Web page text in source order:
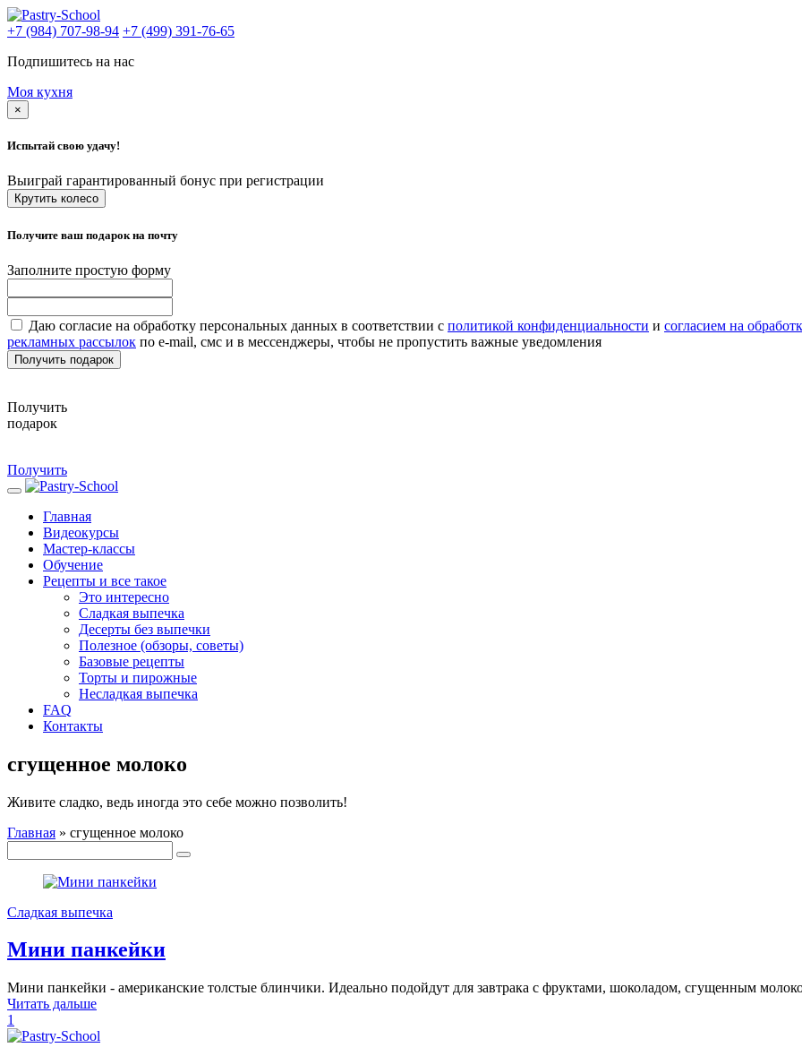
+7 (984) 707-98-94 +7 (499) 391-76-65
Подпишитесь на нас
Моя кухня
×
Испытай свою удачу!
Выиграй гарантированный бонус при регистрации
Крутить колесо
Получите ваш подарок на почту
Заполните простую форму
Даю согласие на обработку персональных данных в соответствии с политикой конфиденциальности и согласием на
рекламных рассылок по e-mail, смс и в мессенджеры, чтобы не пропустить важные уведомления
Получить подарок
Получить
подарок
Получить
Главная
Видеокурсы
Мастер-классы
Обучение
Рецепты и все такое
Это интересно
Сладкая выпечка
Десерты без выпечки
Полезное (обзоры, советы)
Базовые рецепты
Торты и пирожные
Несладкая выпечка
FAQ
Контакты
сгущенное молоко
Живите сладко, ведь иногда это себе можно позволить!
Главная » сгущенное молоко
Сладкая выпечка
Мини панкейки
Мини панкейки - американские толстые блинчики. Идеально подойдут для завтрака с фруктами, шоколадом, сгущенным
Читать дальше
1